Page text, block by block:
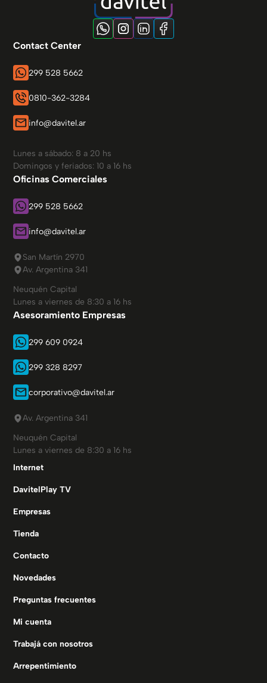
Contact Center
299 528 5662
0810-362-3284
info@davitel.ar
Lunes a sábado: 8 a 20 hs
Domingos y feriados: 10 a 16 hs
Oficinas Comerciales
299 528 5662
info@davitel.ar
San Martín 2970
Av. Argentina 341
Neuquén Capital
Lunes a viernes de 8:30 a 16 hs
Asesoramiento Empresas
299 609 0924
299 328 8297
corporativo@davitel.ar
Av. Argentina 341
Neuquén Capital
Lunes a viernes de 8:30 a 16 hs
Internet
DavitelPlay TV
Empresas
Tienda
Contacto
Novedades
Preguntas frecuentes
Mi cuenta
Trabajá con nosotros
Arrepentimiento